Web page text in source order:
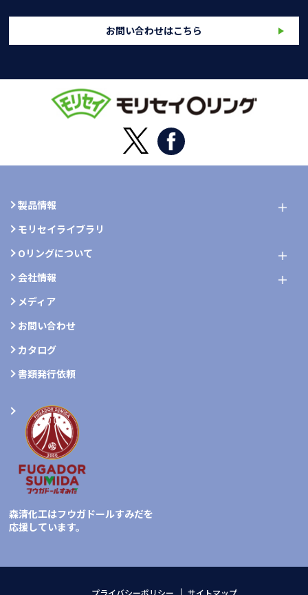
お問い合わせはこちら
製品情報
モリセイライブラリ
Oリングについて
会社情報
メディア
お問い合わせ
カタログ
書類発行依頼
森清化工はフウガドールすみだを
応援しています。
プライバシーポリシー サイトマップ